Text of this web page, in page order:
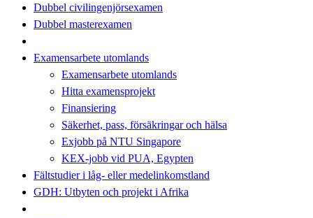
Dubbel civilingenjörsexamen
Dubbel masterexamen
Examensarbete utomlands
Examensarbete utomlands
Hitta examensprojekt
Finansiering
Säkerhet, pass, försäkringar och hälsa
Exjobb på NTU Singapore
KEX-jobb vid PUA, Egypten
Fältstudier i låg- eller medelinkomstland
GDH: Utbyten och projekt i Afrika